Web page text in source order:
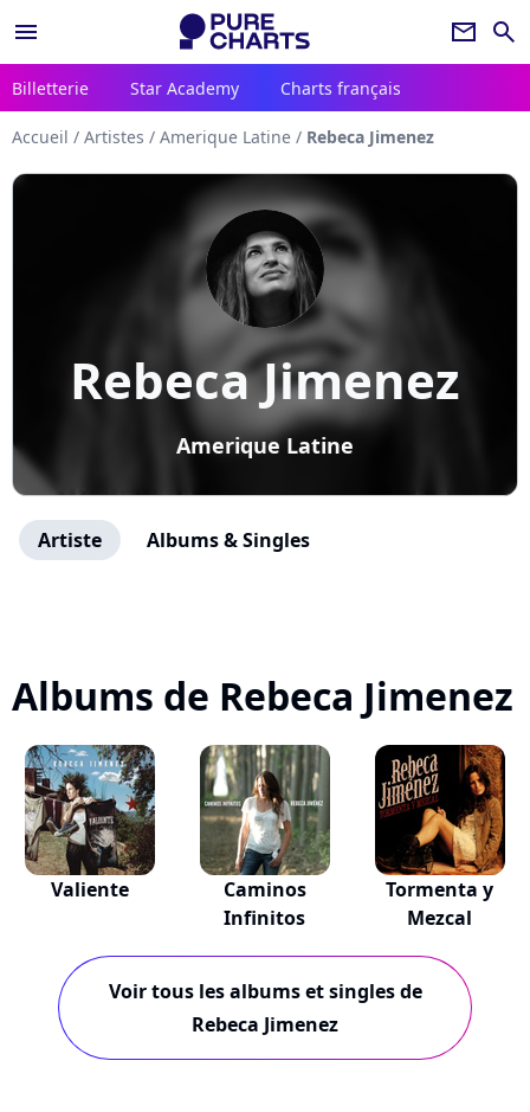
menu newsletter search
Billetterie Star Academy Charts français
Accueil / Artistes / Amerique Latine / Rebeca Jimenez
Rebeca Jimenez
Amerique Latine
Artiste Albums & Singles
Albums de Rebeca Jimenez
Valiente
Caminos
Infinitos
Tormenta y
Mezcal
Voir tous les albums et singles de
Rebeca Jimenez